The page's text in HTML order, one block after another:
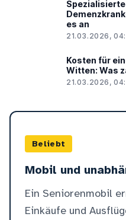
es an
21.03.2026,
Kosten für
Witten: Was
21.03.2026,
Beliebt
Mobil und
Ein Seniorenmobil
Einkäufe und